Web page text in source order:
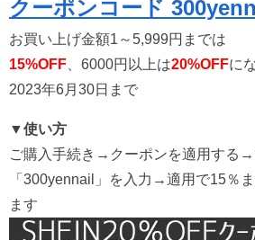
クーポンコード
お買い上げ金額1～5,999円までは
15%OFF 、6000円以上は20%OFFに
2023年6月30日まで
▼使い方
ご購入手続き→クーポンを適用する
「300yennail」を入力→適用で15％
ます